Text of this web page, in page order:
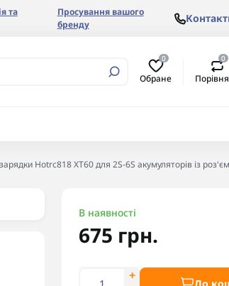
та
Просування вашого
бренду
0
Обране
0
Hotrc818 XT60 для 2S-6S акумуляторів із
В наявності
675 грн.
До